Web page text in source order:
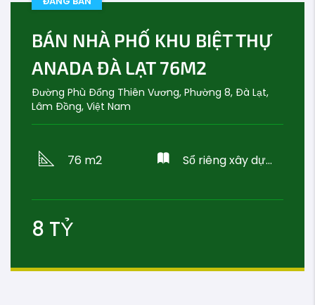
BÁN NHÀ PHỐ KHU BIỆT THỰ
ANADA ĐÀ LẠT 76M2
Đường Phù Đổng Thiên Vương, Phường 8, Đà Lạt,
Lâm Đồng, Việt Nam
76 m2 Sổ riêng xây dựng
8 TỶ